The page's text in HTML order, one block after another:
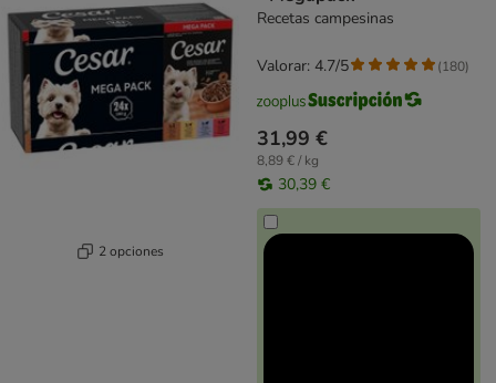
2 opciones
Recetas campesinas
31,99 €
8,89 € / kg
30,39 €
Valorar: 4.7/5 (180)